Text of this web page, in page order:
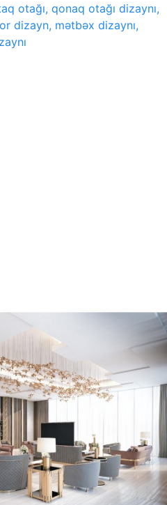
otağı, qonaq otağı dizaynı,
dizayn, mətbəx dizaynı,